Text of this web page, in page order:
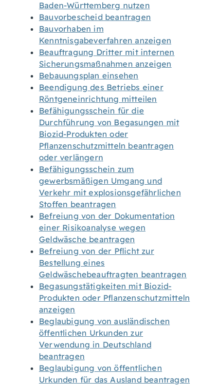
Baden-Württemberg nutzen
Bauvorbescheid beantragen
Bauvorhaben im
Kenntnisgabeverfahren anzeigen
Beauftragung Dritter mit internen
Sicherungsmaßnahmen anzeigen
Bebauungsplan einsehen
Beendigung des Betriebs einer
Röntgeneinrichtung mitteilen
Befähigungsschein für die
Durchführung von Begasungen mit
Biozid-Produkten oder
Pflanzenschutzmitteln beantragen
oder verlängern
Befähigungsschein zum
gewerbsmäßigen Umgang und
Verkehr mit explosionsgefährlichen
Stoffen beantragen
Befreiung von der Dokumentation
einer Risikoanalyse wegen
Geldwäsche beantragen
Befreiung von der Pflicht zur
Bestellung eines
Geldwäschebeauftragten beantragen
Begasungstätigkeiten mit Biozid-
Produkten oder Pflanzenschutzmitteln
anzeigen
Beglaubigung von ausländischen
öffentlichen Urkunden zur
Verwendung in Deutschland
beantragen
Beglaubigung von öffentlichen
Urkunden für das Ausland beantragen